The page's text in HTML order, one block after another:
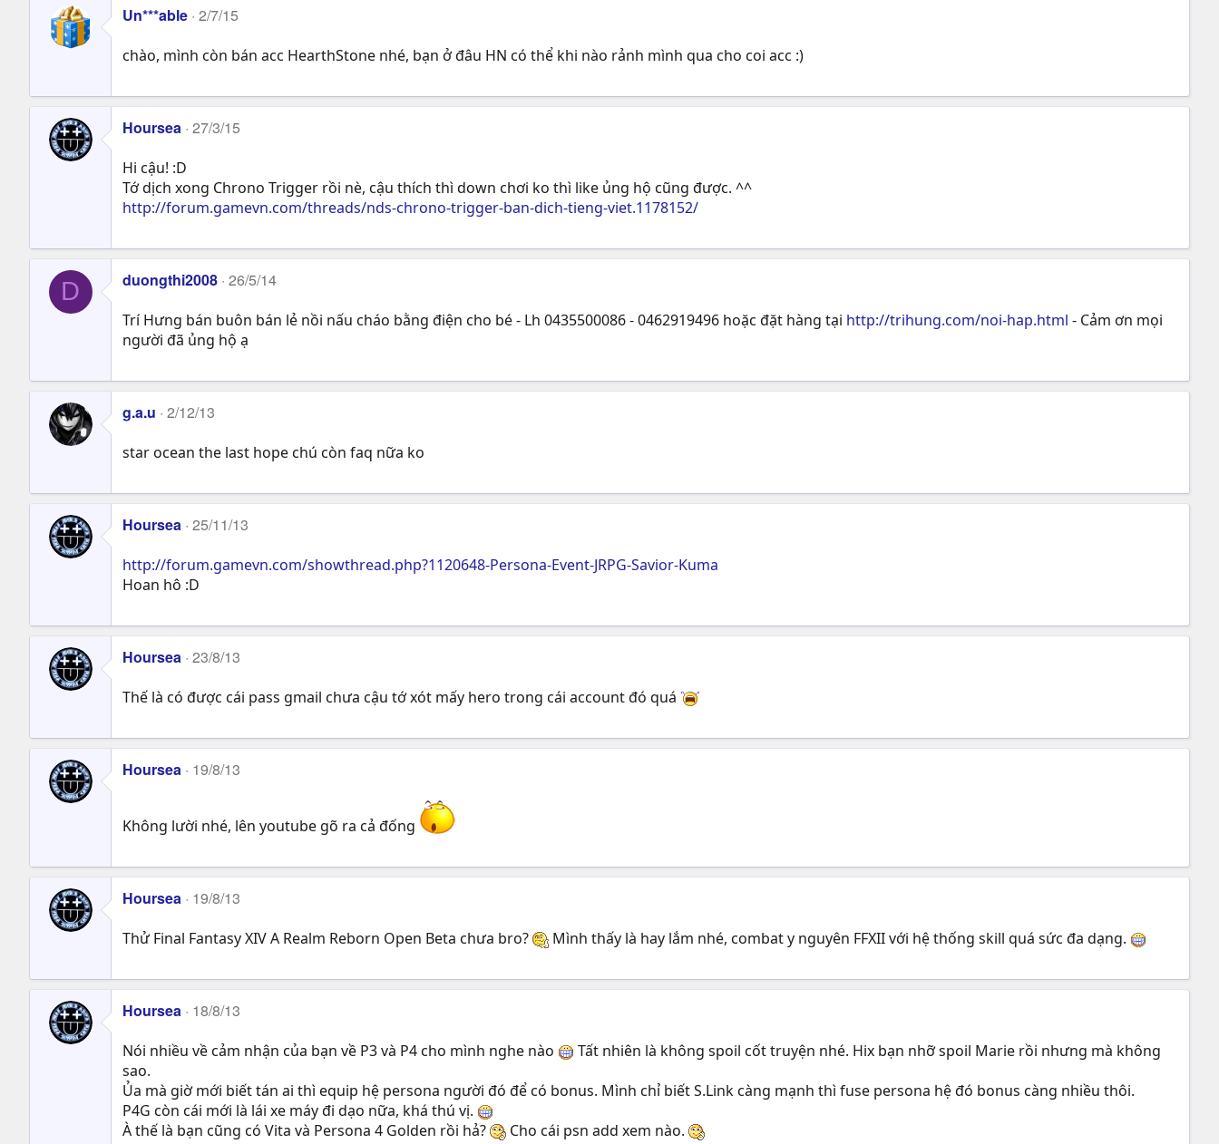
Un***able 2/7/15
chào, mình còn bán acc HearthStone nhé, bạn ở đâu HN có thể khi nào rảnh mình qua cho coi acc :)
Hoursea 27/3/15
Hi cậu! :D
Tớ dịch xong Chrono Trigger rồi nè, cậu thích thì down chơi ko thì like ủng hộ cũng được. ^^
http://forum.gamevn.com/threads/nds-chrono-trigger-ban-dich-tieng-viet.1178152/
D duongthi2008 26/5/14
Trí Hưng bán buôn bán lẻ nồi nấu cháo bằng điện cho bé - Lh 0435500086 - 0462919496 hoặc đặt hàng tại http://trihung.com/noi-hap.html - Cảm ơn mọi
người đã ủng hộ ạ
g.a.u 2/12/13
star ocean the last hope chú còn faq nữa ko
Hoursea 25/11/13
http://forum.gamevn.com/showthread.php?1120648-Persona-Event-JRPG-Savior-Kuma
Hoan hô :D
Hoursea 23/8/13
Thế là có được cái pass gmail chưa cậu tớ xót mấy hero trong cái account đó quá
Hoursea 19/8/13
Không lười nhé, lên youtube gõ ra cả đống
Hoursea 19/8/13
Thử Final Fantasy XIV A Realm Reborn Open Beta chưa bro? Mình thấy là hay lắm nhé, combat y nguyên FFXII với hệ thống skill quá sức đa dạng.
Hoursea 18/8/13
Nói nhiều về cảm nhận của bạn về P3 và P4 cho mình nghe nào
Tất nhiên là không spoil cốt truyện nhé. Hix bạn nhỡ spoil Marie rồi nhưng mà không
sao.
Ủa mà giờ mới biết tán ai thì equip hệ persona người đó để có bonus. Mình chỉ biết S.Link càng mạnh thì fuse persona hệ đó bonus càng nhiều thôi.
P4G còn cái mới là lái xe máy đi dạo nữa, khá thú vị.
À thế là bạn cũng có Vita và Persona 4 Golden rồi hả?
Cho cái psn add xem nào.